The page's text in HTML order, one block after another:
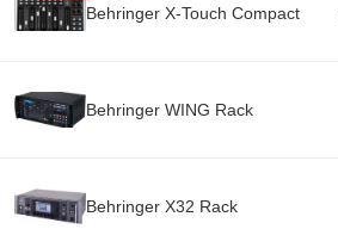
Behringer X-Touch Compact
Behringer WING Rack
Behringer X32 Rack